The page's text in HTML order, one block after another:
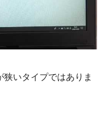
いタイプではありま